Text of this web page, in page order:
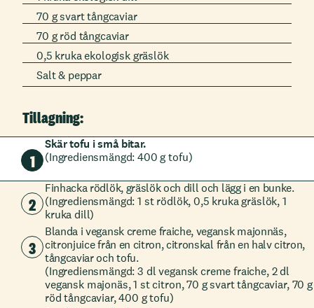
70 g svart tångcaviar
70 g röd tångcaviar
0,5 kruka ekologisk gräslök
Salt & peppar
Tillagning:
1
Skär tofu i små bitar.
(Ingrediensmängd: 400 g tofu)
2
Finhacka rödlök, gräslök och dill och lägg i en bunke.
(Ingrediensmängd: 1 st rödlök, 0,5 kruka gräslök, 1
kruka dill)
3
Blanda i vegansk creme fraiche, vegansk majonnäs,
citronjuice från en citron, citronskal från en halv citron,
tångcaviar och tofu.
(Ingrediensmängd: 3 dl vegansk creme fraiche, 2 dl
vegansk majonäs, 1 st citron, 70 g svart tångcaviar, 70 g
röd tångcaviar, 400 g tofu)